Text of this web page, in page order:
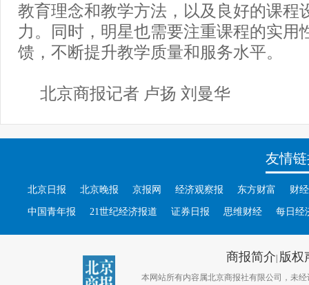
教育理念和教学方法，以及良好的课程
力。同时，明星也需要注重课程的实用
馈，不断提升教学质量和服务水平。
北京商报记者 卢扬 刘曼华
友情
北京日报 北京晚报 京报网 经济观察报 东方财富 财
中国青年报 21世纪经济报道 证券日报 思维财经 每日经
商报简介| 版权
本网站所有内容属北京商报社有限公司，未经